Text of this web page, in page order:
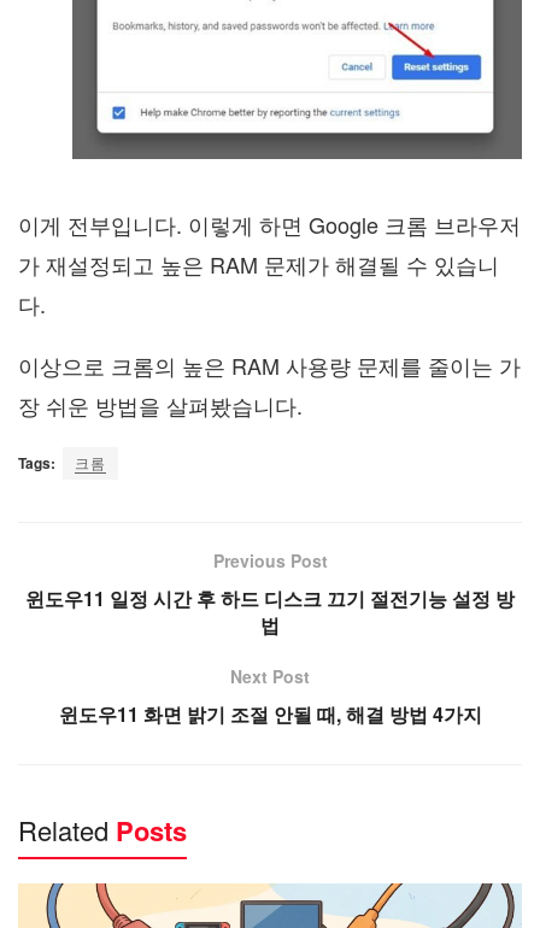
이게 전부입니다. 이렇게 하면 Google 크롬 브라우저
가 재설정되고 높은 RAM 문제가 해결될 수 있습니
다.
이상으로 크롬의 높은 RAM 사용량 문제를 줄이는 가
장 쉬운 방법을 살펴봤습니다.
Tags: 크롬
Previous Post
윈도우11 일정 시간 후 하드 디스크 끄기 절전기능 설정 방
법
Next Post
윈도우11 화면 밝기 조절 안될 때, 해결 방법 4가지
Related Posts